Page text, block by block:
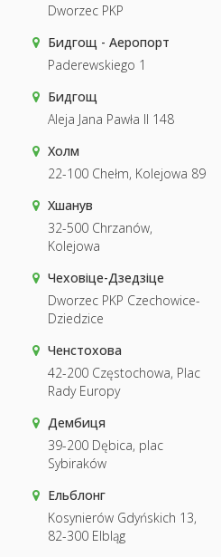
Dworzec PKP
Бидгощ - Аеропорт
Paderewskiego 1
Бидгощ
Aleja Jana Pawła II 148
Холм
22-100 Chełm, Kolejowa 89
Хшанув
32-500 Chrzanów,
Kolejowa
Чеховіце-Дзедзіце
Dworzec PKP Czechowice-
Dziedzice
Ченстохова
42-200 Częstochowa, Plac
Rady Europy
Дембиця
39-200 Dębica, plac
Sybiraków
Ельблонг
Kosynierów Gdyńskich 13,
82-300 Elbląg